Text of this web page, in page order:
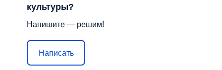
культуры?
Напишите — решим!
Написать